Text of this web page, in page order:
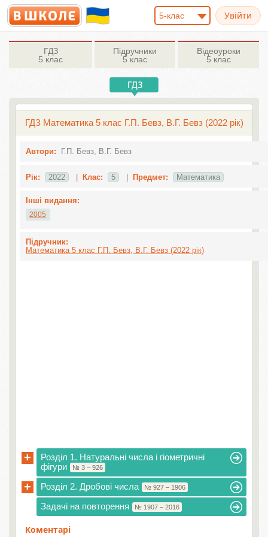
5-клас
ГДЗ
5 клас
Підручники
5 клас
Відеоуроки
5 клас
ГДЗ Математика 5 клас Г.П. Бевз, В.Г. Бевз (2022 рік)
Автори: Г.П. Бевз, В.Г. Бевз
Рік: 2022 Клас: 5 Предмет: Математика
Інші видання:
2005
Підручник:
Математика 5 клас Г.П. Бевз, В.Г. Бевз (2022 рік)
+
Розділ 1. Натуральні числа і гіометричні
фігури
№ 3 – 926
+ Розділ 2. Дробові числа № 927 – 1906
Задачі на повторення № 1907 – 2016